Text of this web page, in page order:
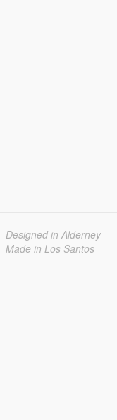
Designed in Alderney
Made in Los Santos